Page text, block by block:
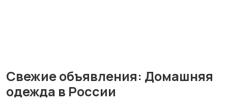
Другое
Свежие объявления: Домашняя
одежда в России